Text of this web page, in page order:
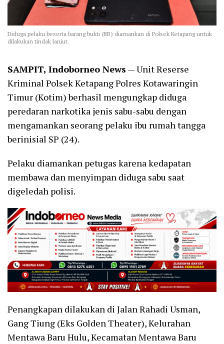
Diduga pelaku beserta barang bukti (BB) diamankan di Polsek Ketapang untuk
dilakukan tindak lanjut.
SAMPIT, Indoborneo News — Unit Reserse
Kriminal Polsek Ketapang Polres Kotawaringin
Timur (Kotim) berhasil mengungkap diduga
peredaran narkotika jenis sabu-sabu dengan
mengamankan seorang pelaku ibu rumah tangga
berinisial SP (24).
Pelaku diamankan petugas karena kedapatan
membawa dan menyimpan diduga sabu saat
digeledah polisi.
Penangkapan dilakukan di Jalan Rahadi Usman,
Gang Tiung (Eks Golden Theater), Kelurahan
Mentawa Baru Hulu, Kecamatan Mentawa Baru